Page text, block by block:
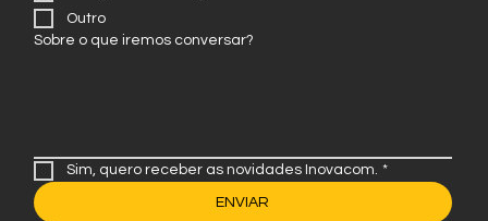
Outro
Sobre o que iremos conversar?
Sim, quero receber as novidades Inovacom. *
ENVIAR